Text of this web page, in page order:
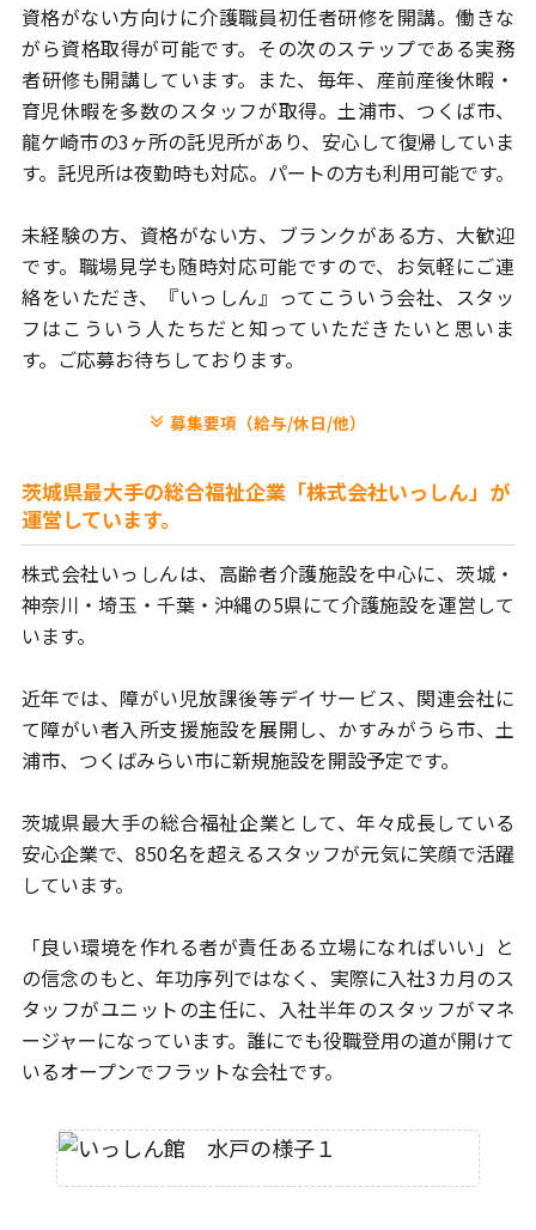
資格がない方向けに介護職員初任者研修を開講。働きな
がら資格取得が可能です。その次のステップである実務
者研修も開講しています。 また、毎年、産前産後休暇・
育児休暇を多数のスタッフが取得。土浦市、 つくば市、
龍ケ崎市の3ヶ所の託児所があり、安心して復帰していま
す。 託児所は夜勤時も対応。パートの方も利用可能です。
未経験の方、資格がない方、ブランクがある方、大歓迎
です。 職場見学も随時対応可能ですので、お気軽にご連
絡をいただき、
『いっしん』ってこういう会社、スタッ
フはこういう人たちだと知っていただきたいと思いま
す。ご応募お待ちしております。
募集要項（給与/休日/他）
茨城県最大手の総合福祉企業「株式会社いっしん」が
運営しています。
株式会社いっしんは、高齢者介護施設を中心に、茨城・
神奈川・埼玉・ 千葉・沖縄の5県にて介護施設を運営して
います。
近年では、障がい児放課後等デイサービス、関連会社に
て障がい者入所支援施設を展開し、かすみがうら市、土
浦市、つくばみらい市に新規施設を開設予定です。
茨城県最大手の総合福祉企業として、年々成長している
安心企業で、850名を超えるスタッフが元気に笑顔で活躍
しています。
「良い環境を作れる者が責任ある立場になればいい」と
の信念のもと、年功序列ではなく、実際に入社3カ月のス
タッフがユニットの主任に、
入社半年のスタッフがマネ
ージャーになっています。 誰にでも役職登用の道が開けて
いるオープンでフラットな会社です。